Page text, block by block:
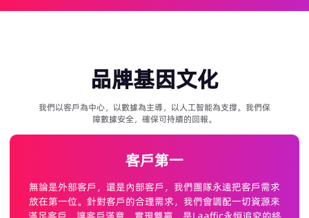
品牌基因文化
我們以客戶為中心，以數據為主導，以人工智能為支撐。我們保
障數據安全，確保可持續的回報。
客戶第一
無論是外部客戶，還是內部客戶，我們團隊永遠把客戶需求
放在第一位。針對客戶的合理需求，我們會調配一切資源來